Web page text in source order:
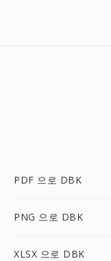
PDF 으로 DBK
PNG 으로 DBK
XLSX 으로 DBK